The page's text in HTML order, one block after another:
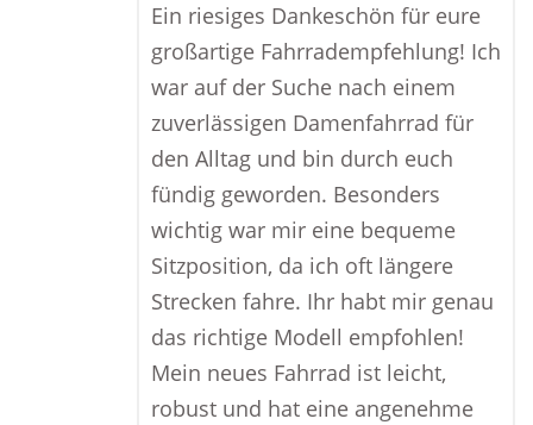
Ein riesiges Dankeschön für eure
großartige Fahrradempfehlung! Ich
war auf der Suche nach einem
zuverlässigen Damenfahrrad für
den Alltag und bin durch euch
fündig geworden. Besonders
wichtig war mir eine bequeme
Sitzposition, da ich oft längere
Strecken fahre. Ihr habt mir genau
das richtige Modell empfohlen!
Mein neues Fahrrad ist leicht,
robust und hat eine angenehme